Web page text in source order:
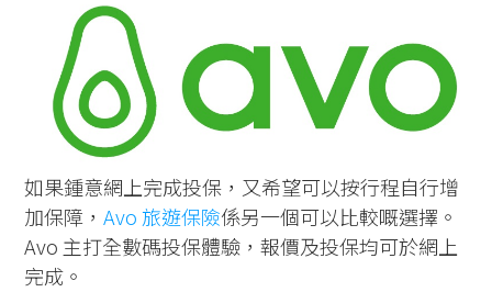
如果鍾意網上完成投保，又希望可以按行程自行增
加保障，Avo 旅遊保險係另一個可以比較嘅選擇。
Avo 主打全數碼投保體驗，報價及投保均可於網上
完成。